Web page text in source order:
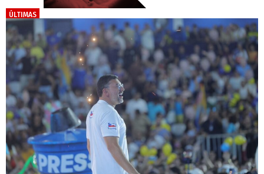
ÚLTIMAS